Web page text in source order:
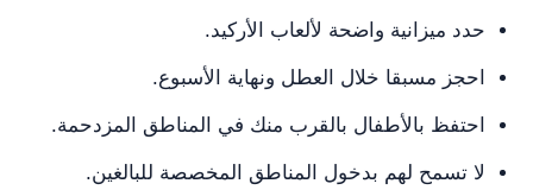
حدد ميزانية واضحة لألعاب الأركيد.
احجز مسبقا خلال العطل ونهاية الأسبوع.
احتفظ بالأطفال بالقرب منك في المناطق المزدحمة.
لا تسمح لهم بدخول المناطق المخصصة للبالغين.